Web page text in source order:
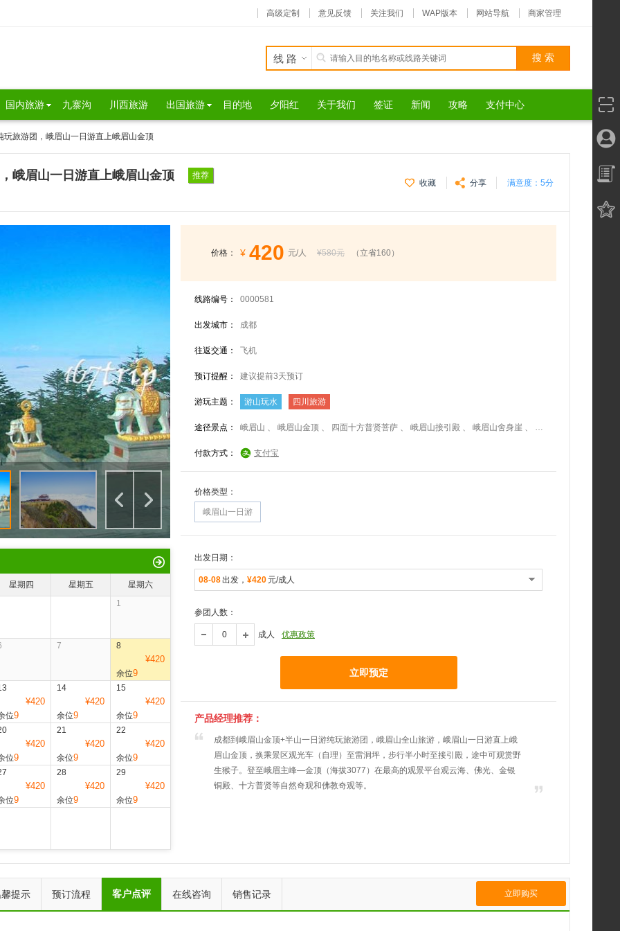
高级定制 意见反馈 关注我们 WAP版本 网站导航 商家管理
线路
国内旅游 九寨沟 川西旅游 出国旅游 目的地 夕阳红 关于我们 签证 新闻 攻略 支付中心
旅游团，峨眉山一日游直上峨眉山金顶
峨眉山一日游直上峨眉山金顶 推荐
收藏 分享 满意度： 5分
上一个 下一个
星期四 星期五
星期六
1
7 8
¥420
余位9
¥420
位9
14
¥420
余位9
15
¥420
余位9
¥420
位9
21
¥420
余位9
22
¥420
余位9
¥420
位9
28
¥420
余位9
29
¥420
余位9
价格： ¥ 420 元/人 ¥580元 （立省160）
线路编号： 0000581
出发城市： 成都
往返交通： 飞机
预订提醒： 建议提前3天预订
游玩主题： 游山玩水 四川旅游
途径景点： 峨眉山 、 峨眉山金顶 、 四面十方普贤菩萨 、 峨眉山接引殿 、 峨眉山舍身崖 、 峨眉山清音阁
付款方式： 支付宝
价格类型：
峨眉山一日游
出发日期：
08-08出发， ¥420元/成人
参团人数：
成人 优惠政策
立即预定
产品经理推荐：
成都到峨眉山金顶+半山一日游纯玩旅游团，峨眉山全山旅游，峨眉山一日游直上峨
眉山金顶，换乘景区观光车（自理）至雷洞坪，步行半小时至接引殿，途中可观赏野
生猴子。登至峨眉主峰—金顶（海拔3077）在最高的观景平台观云海、佛光、金银
铜殿、十方普贤等自然奇观和佛教奇观等。
立即购买
提示 预订流程 客户点评 在线咨询 销售记录